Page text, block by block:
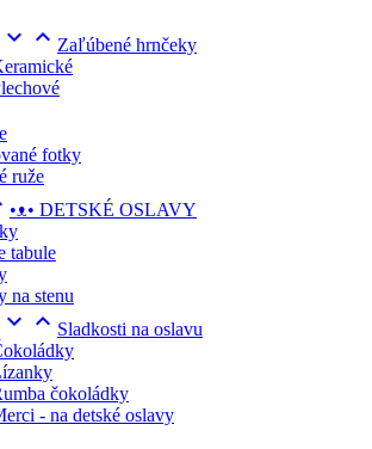
  Zaľúbené hrnčeky
fotky
ruže
•ᴥ• DETSKÉ OSLAVY
tabule
na stenu
  Sladkosti na oslavu
čokoládky
- na detské oslavy